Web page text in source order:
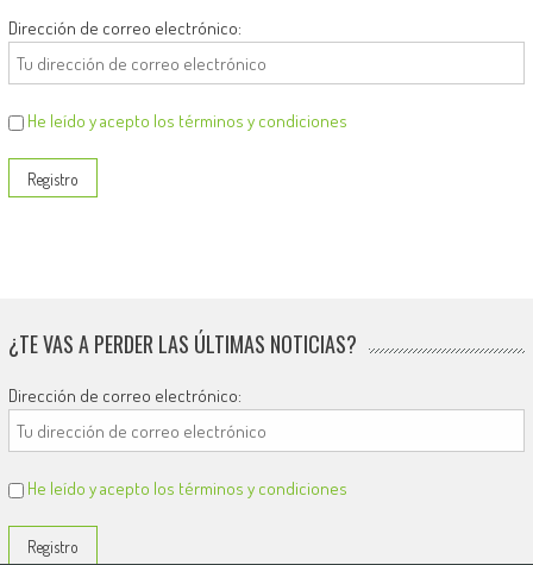
Dirección de correo electrónico:
He leído y acepto los términos y condiciones
¿TE VAS A PERDER LAS ÚLTIMAS NOTICIAS?
Dirección de correo electrónico:
He leído y acepto los términos y condiciones